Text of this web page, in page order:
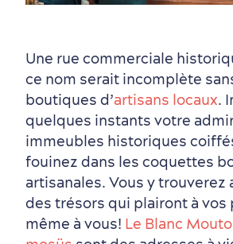
Histoire vivante
au petit-déjeuner
Une rue commerciale
ce nom serait incomplète
boutiques d’artisans locaux.
quelques instants votre
immeubles historiques
fouinez dans les coquettes
artisanales. Vous y trouverez
des trésors qui plairont à vos
même à vous! Le Blanc